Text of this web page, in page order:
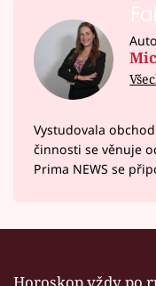
Vystudovala
činnosti se věnuje
Prima NEWS se
Horoskop vždy po